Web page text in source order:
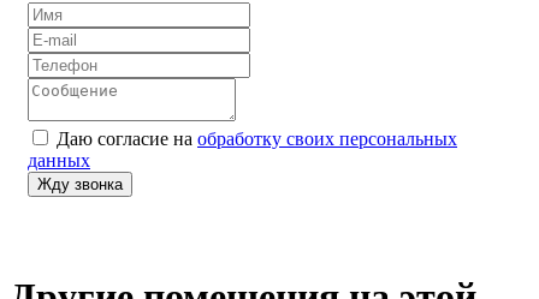
Даю согласие на обработку своих персональных
данных